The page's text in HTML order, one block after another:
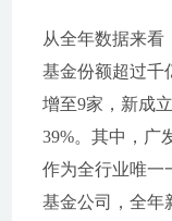
从全年数据来看
基金份额超过千
增至9家，新成
39%。其中，广
作为全行业唯一
基金公司，全年